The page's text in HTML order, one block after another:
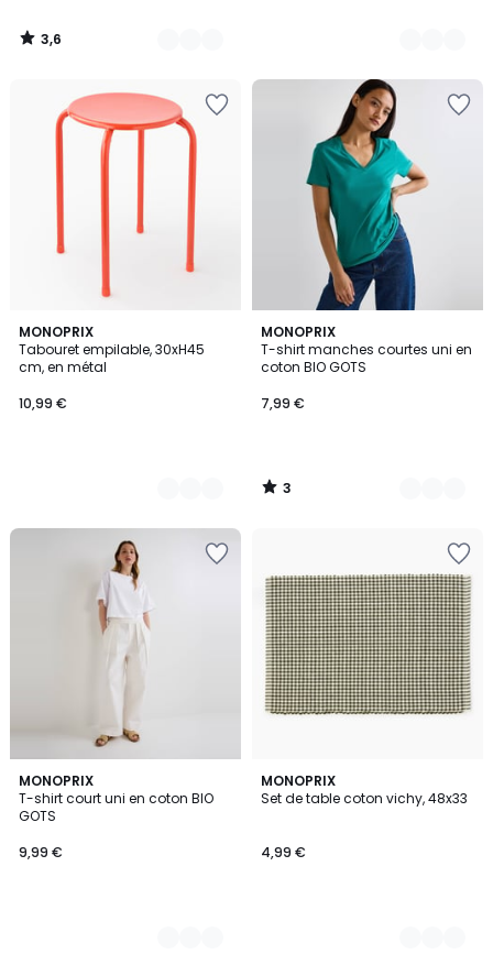
3,6
/
MONOPRIX
Tabouret empilable, 30xH45
cm, en métal
10,99 €
2
Couleurs
MONOPRIX
T-shirt manches courtes uni en
coton BIO GOTS
7,99 €
3
/
5
6
Couleurs
3
/
MONOPRIX
T-shirt court uni en coton BIO
GOTS
9,99 €
4
Couleurs
MONOPRIX
Set de table coton vichy, 48x33
4,99 €
4
Couleurs